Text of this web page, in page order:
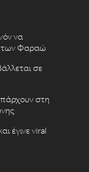
να
των Φαραώ
σε
στη
έγινε viral